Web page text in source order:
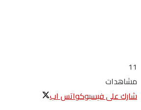
11
مشاهدات
شارك على فيسبوكواتس اب